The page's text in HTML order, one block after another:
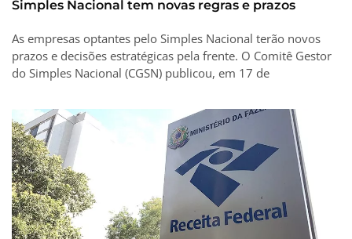
Simples Nacional tem novas regras e prazos
As empresas optantes pelo Simples Nacional terão novos
prazos e decisões estratégicas pela frente. O Comitê Gestor
do Simples Nacional (CGSN) publicou, em 17 de